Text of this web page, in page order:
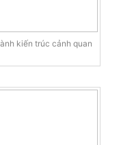
kiến trúc cảnh quan